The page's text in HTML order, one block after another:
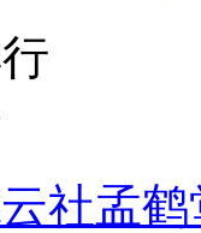
云社孟